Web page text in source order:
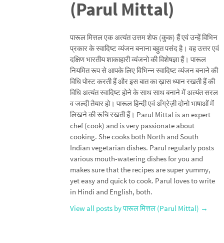
(Parul Mittal)
पारूल मित्तल एक अत्यंत उत्तम शेफ (कुक) हैं एवं उन्हें विभिन
प्रकार के स्वादिष्ट व्यंजन बनाना बहुत पसंद है। वह उत्तर एवं
दक्षिण भारतीय शाकाहारी व्यंजनो की विशेषज्ञा हैं। पारूल
नियमित रूप से आपके लिए विभिन्न स्वादिष्ट व्यंजन बनाने की
विधि पोस्ट करती हैं और इस बात का ख़ास ध्यान रखती हैं की
विधि अत्यंत स्वादिष्ट होने के साथ साथ बनाने में अत्यंत सरल
व जल्दी तैयार हो। पारूल हिन्दी एवं अँग्रेज़ी दोनो भाषाओं में
लिखने की रूचि रखती हैं। Parul Mittal is an expert
chef (cook) and is very passionate about
cooking. She cooks both North and South
Indian vegetarian dishes. Parul regularly posts
various mouth-watering dishes for you and
makes sure that the recipes are super yummy,
yet easy and quick to cook. Parul loves to write
in Hindi and English, both.
View all posts by पारूल मित्तल (Parul Mittal) →